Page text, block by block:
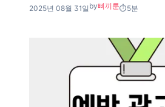
2025년 08월 31일 by삐끼룬 5분